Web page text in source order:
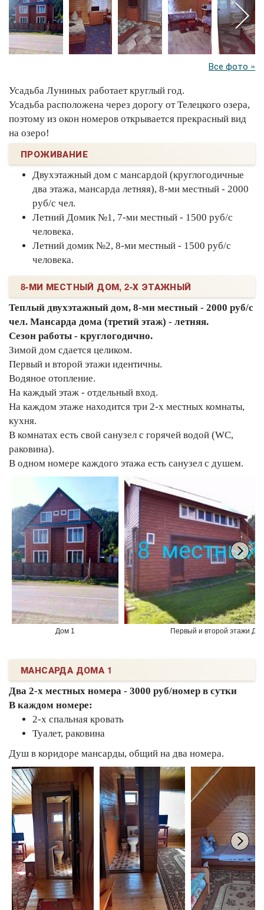
Все фото »
Усадьба Луниных работает круглый год.
Усадьба расположена через дорогу от Телецкого озера,
поэтому из окон номеров открывается прекрасный вид
на озеро!
ПРОЖИВАНИЕ
Двухэтажный дом с мансардой (круглогодичные
два этажа, мансарда летняя), 8-ми местный - 2000
руб/с чел.
Летний Домик №1, 7-ми местный - 1500 руб/с
человека.
Летний домик №2, 8-ми местный - 1500 руб/с
человека.
8-МИ МЕСТНЫЙ ДОМ, 2-Х ЭТАЖНЫЙ
Теплый двухэтажный дом, 8-ми местный - 2000 руб/с
чел. Мансарда дома (третий этаж) - летняя.
Сезон работы - круглогодично.
Зимой дом сдается целиком.
Первый и второй этажи идентичны.
Водяное отопление.
На каждый этаж - отдельный вход.
На каждом этаже находится три 2-х местных комнаты,
кухня.
В комнатах есть свой санузел с горячей водой (WC,
раковина).
В одном номере каждого этажа есть санузел с душем.
Дом 1 Первый и второй этажи
МАНСАРДА ДОМА 1
Два 2-х местных номера - 3000 руб/номер в сутки
В каждом номере:
2-х спальная кровать
Туалет, раковина
Душ в коридоре мансарды, общий на два номера.